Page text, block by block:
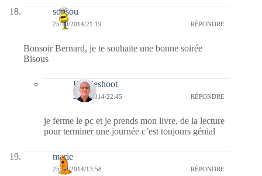
sousou
25/10/2014/21:19 RÉPONDRE
Bonsoir Bernard, je te souhaite une bonne soirée
Bisous
Bernieshoot
25/10/2014/22:45 RÉPONDRE
je ferme le pc et je prends mon livre, de la lecture
pour terminer une journée c’est toujours génial
marie
25/10/2014/13:58 RÉPONDRE